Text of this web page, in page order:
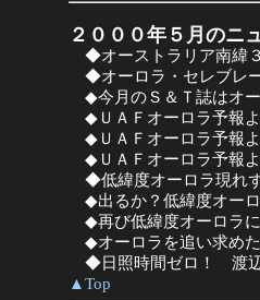
２０００年５月のニ
◆オーストラリア南緯
◆オーロラ・セレブレ
◆今月のＳ＆Ｔ誌はオ
◆ＵＡＦオーロラ予報
◆ＵＡＦオーロラ予報
◆ＵＡＦオーロラ予報
◆低緯度オーロラ現れ
◆出るか？低緯度オー
◆再び低緯度オーロラ
◆オーロラを追い求め
◆日照時間ゼロ！ 渡
▲Top